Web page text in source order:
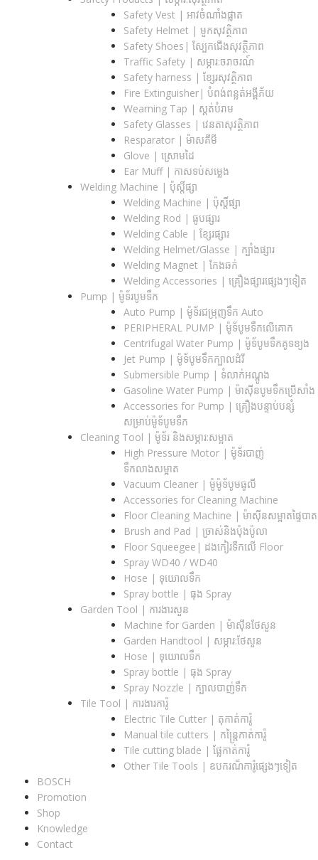
Safety Vest | អាវចំណាំងផ្លាត
Safety Helmet | មួកសុវត្ថិភាព
Safety Shoes| ស្បែកជើងសុវត្ថិភាព
Traffic Safety​ | សម្ភារ:ចរាចរណ៍
Safety harness | ខ្សែរសុវត្ថិភាព
Fire Extinguisher| បំពង់ពន្លត់អង្គីភ័យ
Wearning Tap | ស្គត់បំរាម
Safety Glasses | វេនតាសុវត្ថិភាព
Resparator | ម៉ាសគីមី
Glove | ស្រោមដៃ
Ear Muff | កាសទប់សម្លេង
Welding Machine | ប៉ុស្តិ៍ផ្សា
Welding Machine | ប៉ុស្តិ៍ផ្សា
Welding Rod | ធូបផ្សារ
Welding Cable | ខ្សែរផ្សារ
Welding Helmet/Glasse | ក្បាំងផ្សារ
Welding Magnet | កែងឆក់
Welding Accessories | គ្រឿងផ្សារផ្សេងៗទៀត
Pump | ម៉ូទ័របូមទឹក
Auto Pump | ម៉ូទ័រជម្រុញទឹក Auto
PERIPHERAL PUMP | ម៉ូទ័បូមទឹកលើគោក
Centrifugal Water Pump | ម៉ូទ័បូមទឹកគូទខ្យង
Jet Pump | ម៉ូទ័បូមទឹកក្បាលដំរី
Submersible Pump | ទំលាក់អណ្តូង
Gasoline Water Pump | ម៉ាស៊ីនបូមទឹកប្រើសាំង
Accessories for Pump | គ្រឿងបន្ទាប់បន្សំ
សម្រាប់ម៉ូទ័បូមទឹក
Cleaning Tool | ម៉ូទ័រ និងសម្ភារ:សម្អាត
High Pressure Motor | ម៉ូទ័របាញ់
ទឹកលាងសម្អាត
Vacuum Cleaner | ម៉ូម៉ូទ័បូមធូលី
Accessories for Cleaning Machine
Floor Cleaning Machine | ម៉ាស៊ីនសម្អាតផ្ទៃបាត
Brush and Pad | ច្រាស់និងប៉ុងប៉ូលា
Floor Squeegee| ដងកៀរទឺកលើ Floor
Spray WD40 / WD40
Hose | ទុយោលទឹក
Spray bottle | ធុង Spray
Garden Tool | ការងារសួន
Machine for Garden | ម៉ាស៊ីនថែសួន
Garden Handtool | សម្ភារ:ថែសួន
Hose | ទុយោលទឹក
Spray bottle | ធុង Spray
Spray Nozzle | ក្បាលបាញ់ទឹក
Tile Tool | ការងារការ៉ូ
Electric Tile Cutter | តុកាត់ការ៉ូ
Manual tile cutters | កន្ត្រៃកាត់ការ៉ូ
Tile cutting blade | ផ្លែកាត់ការ៉ូ
Other Tile Tools | ឧបករណ៏ការ៉ូផ្សេងៗទៀត
BOSCH
Promotion
Shop
Knowledge
Contact